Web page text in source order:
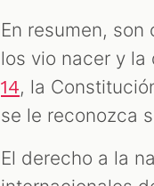
En resumen,
los vio nacer y la
14, la
se le reconozca
El derecho a la